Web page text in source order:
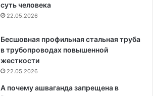
суть человека
22.05.2026
Бесшовная профильная стальная труба
в трубопроводах повышенной
жесткости
22.05.2026
А почему ашваганда запрещена в